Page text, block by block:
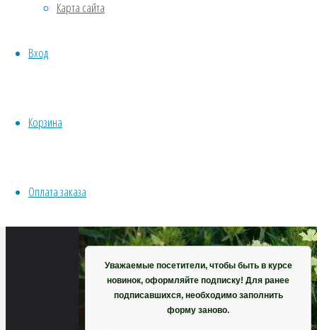
Карта сайта
Вход
Корзина
Оплата заказа
463
Хвойники
ИНСТРУМЕНТЫ, ОБОРУДОВАНИЕ
Уважаемые посетители, чтобы быть в курсе
новинок, оформляйте подписку! Для ранее
подписавшихся, необходимо заполнить
форму заново.